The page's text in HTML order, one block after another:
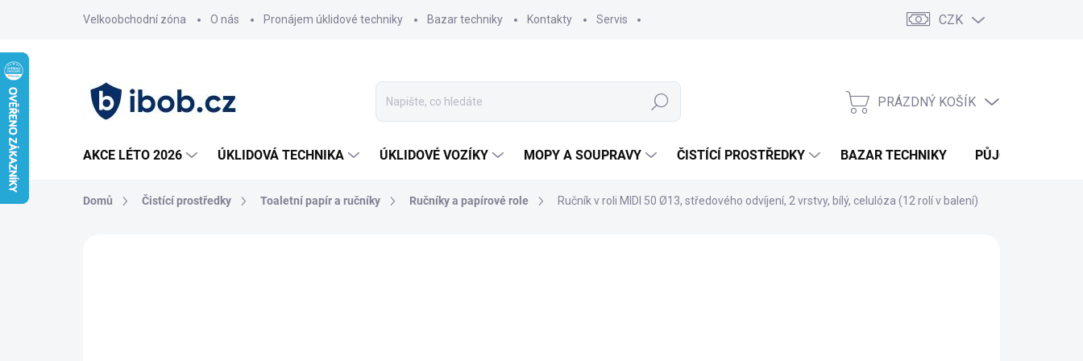
Velkoobchodní zóna O nás Pronájem úklidové techniky Bazar techniky Kontakty Servis CZK
Hledat
NÁKUPNÍ
PRÁZDNÝ KOŠÍK
AKCE LÉTO 2026 ÚKLIDOVÁ TECHNIKA ÚKLIDOVÉ VOZÍKY MOPY A SOUPRAVY ČISTÍCÍ PROSTŘEDKY BAZAR TECHNIKY PŮJČOVNA
Domů Čistící prostředky Toaletní papír a ručníky Ručníky a papírové role Ručník v roli MIDI 50 Ø13, středového odvíjení, 2 vrstvy, bílý, celulóza (12 rolí v balení)